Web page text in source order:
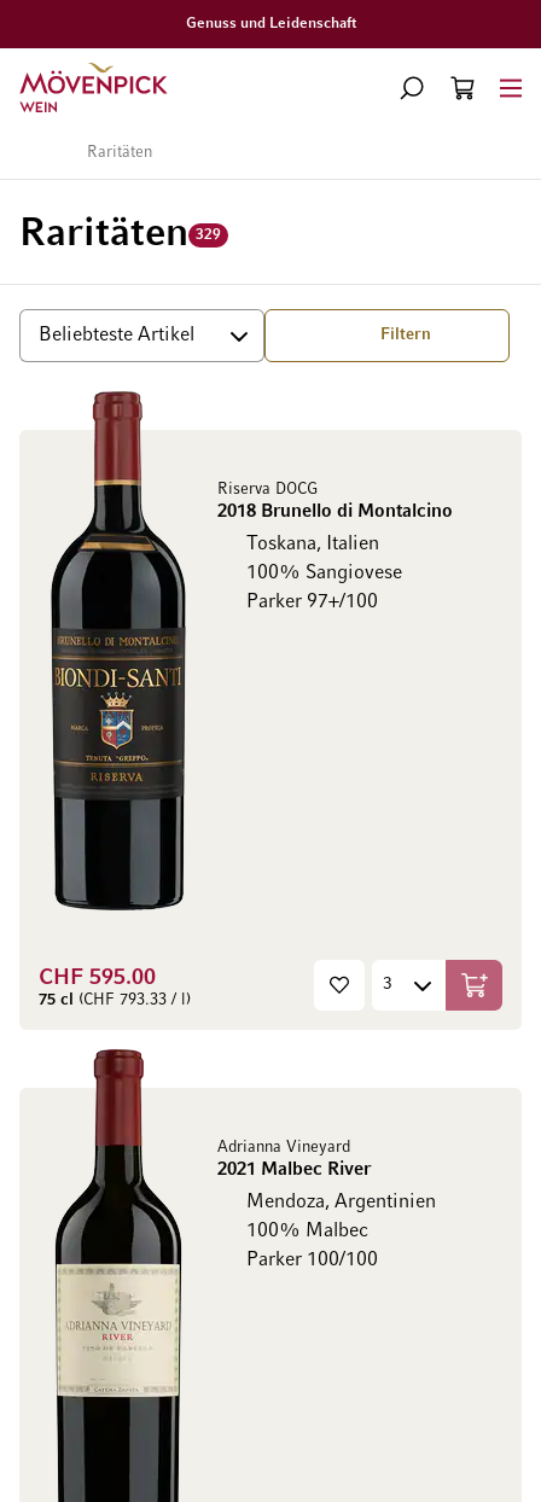
Genuss und Leidenschaft
Zur Startseite
SUCHE WARENKORB
Minicart
Raritäten
Raritäten 329
Filtern
Sortieren
Riserva DOCG
2018 Brunello di Montalcino
Toskana, Italien
100% Sangiovese
Parker 97+/100
CHF 595.00
75 cl (CHF 793.33 / l) In den
Adrianna Vineyard
2021 Malbec River
Mendoza, Argentinien
100% Malbec
Parker 100/100